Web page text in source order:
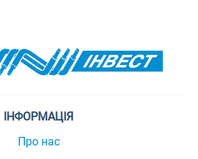
ІНФОРМАЦІЯ
Про нас